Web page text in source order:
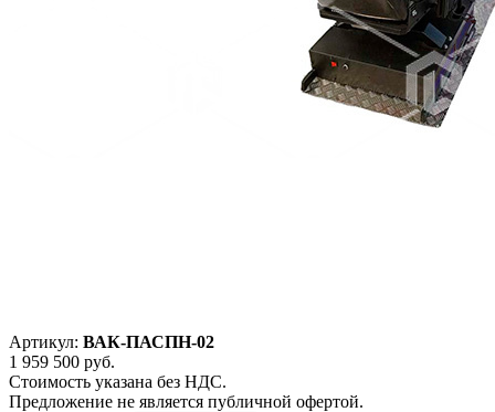
Артикул: ВАК-ПАСПН-02
1 959 500 руб.
Стоимость указана без НДС.
Предложение не является публичной офертой.